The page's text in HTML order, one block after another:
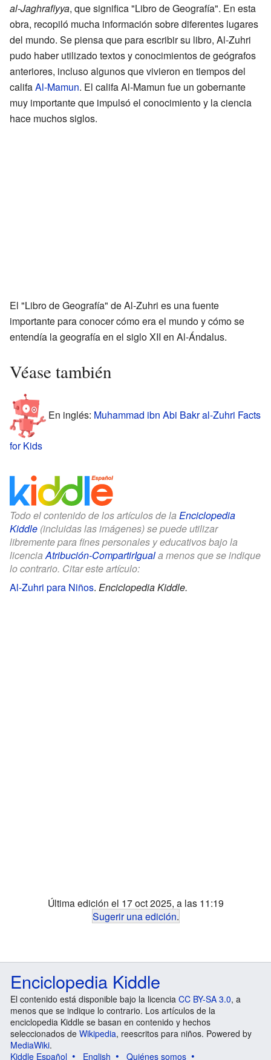
al-Jaghrafiyya, que significa "Libro de Geografía". En esta
obra, recopiló mucha información sobre diferentes lugares
del mundo. Se piensa que para escribir su libro, Al-Zuhri
pudo haber utilizado textos y conocimientos de geógrafos
anteriores, incluso algunos que vivieron en tiempos del
califaAl-Mamun. El califa Al-Mamun fue un gobernante
muy importante que impulsó el conocimiento y la ciencia
hace muchos siglos.
El "Libro de Geografía" de Al-Zuhri es una fuente
importante para conocer cómo era el mundo y cómo se
entendía la geografía en el siglo XII en Al-Ándalus.
Véase también
En inglés: Muhammad ibn Abi Bakr al-Zuhri Facts
for Kids
Todo el contenido de los artículos de la Enciclopedia
Kiddle (incluidas las imágenes) se puede utilizar
libremente para fines personales y educativos bajo la
licencia Atribución-CompartirIguala menos que se indique
lo contrario. Citar este artículo:
Al-Zuhri para Niños. Enciclopedia Kiddle.
Última edición el 17 oct 2025, a las 11:19
Sugerir una edición.
Enciclopedia Kiddle
El contenido está disponible bajo la licencia CC BY-SA 3.0, a
menos que se indique lo contrario. Los artículos de la
enciclopedia Kiddle se basan en contenido y hechos
seleccionados de Wikipedia, reescritos para niños. Powered by
MediaWiki.
Kiddle Español
English Quiénes somos